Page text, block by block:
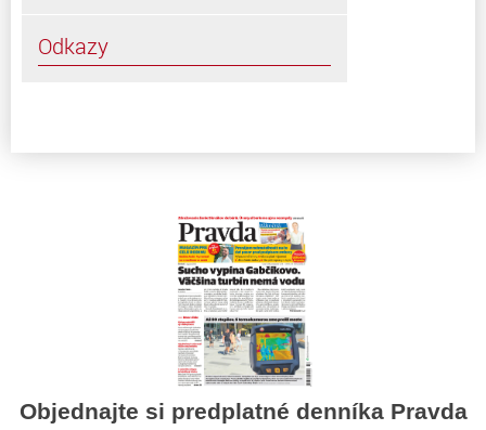
Odkazy
Objednajte si predplatné denníka Pravda